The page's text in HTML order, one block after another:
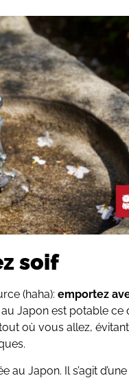
soif
(haha):emportez
au Japon est potable ce
où vous allez, évitant
au Japon. Il s’agit